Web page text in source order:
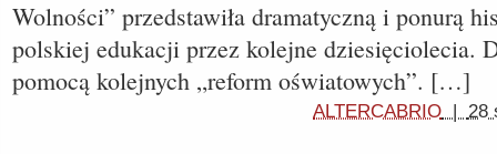
Wolności” przedstawiła dramatyczną i ponurą
polskiej edukacji przez kolejne dziesięciolecia.
pomocą kolejnych „reform oświatowych”. […]
ALTERCABRIO | 28